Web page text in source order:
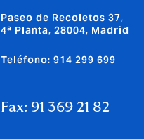
Paseo de Recoletos 37,
4ª Planta, 28004, Madrid
Teléfono: 914 299 699
Fax: 91 369 21 82